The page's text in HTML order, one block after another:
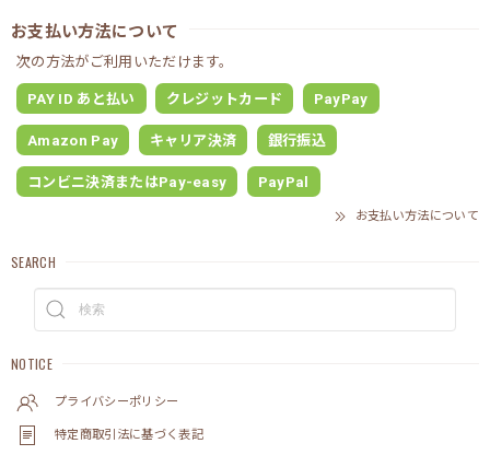
お支払い方法について
次の方法がご利用いただけます。
PAY ID あと払い クレジットカード PayPay
Amazon Pay キャリア決済 銀行振込
コンビニ決済またはPay-easy PayPal
お支払い方法について
SEARCH
NOTICE
プライバシーポリシー
特定商取引法に基づく表記